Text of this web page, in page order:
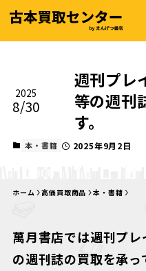
週刊プレ
等の週刊
す。
2025
8/30
本・書籍 2025年9月2日
ホーム 高価買取商品 本・書籍
萬月書店では週刊プ
の週刊誌の買取を承っ